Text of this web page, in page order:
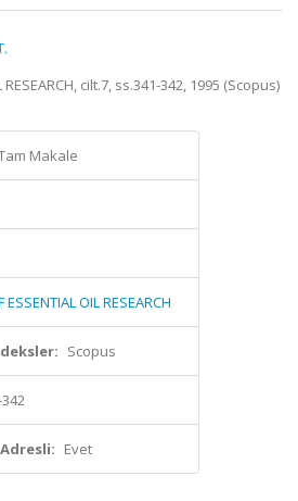
RESEARCH, cilt.7, ss.341-342, 1995 (Scopus)
Makale
ESSENTIAL OIL RESEARCH
Scopus
Evet